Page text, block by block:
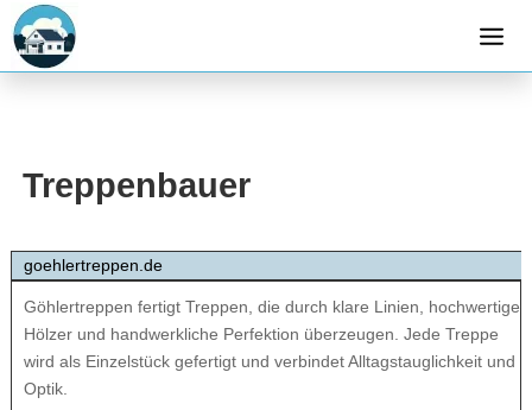
Treppenbauer
goehlertreppen.de
Göhlertreppen fertigt Treppen, die durch klare Linien, hochwertige
Hölzer und handwerkliche Perfektion überzeugen. Jede Treppe
wird als Einzelstück gefertigt und verbindet Alltagstauglichkeit und
Optik.